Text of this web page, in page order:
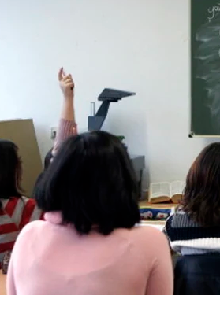
veranstaltungen
shop
fragen & hilfe
unterstützen
abo
genossenschaft